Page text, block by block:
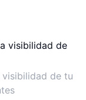
visibilidad de tu